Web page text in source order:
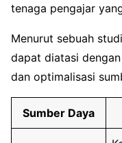
tenaga pengajar
Menurut sebuah
dapat diatasi
dan optimalisasi
Sumber Daya